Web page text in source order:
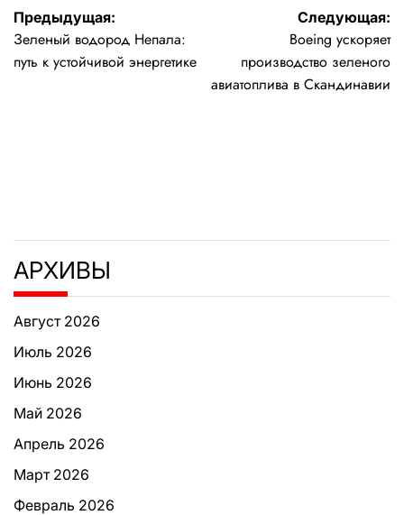
Навигация
по
Предыдущая:
Зеленый водород Непала:
путь к устойчивой энергетике
Следующая:
Boeing ускоряет
производство зеленого
авиатоплива в Скандинавии
АРХИВЫ
Август 2026
Июль 2026
Июнь 2026
Май 2026
Апрель 2026
Март 2026
Февраль 2026